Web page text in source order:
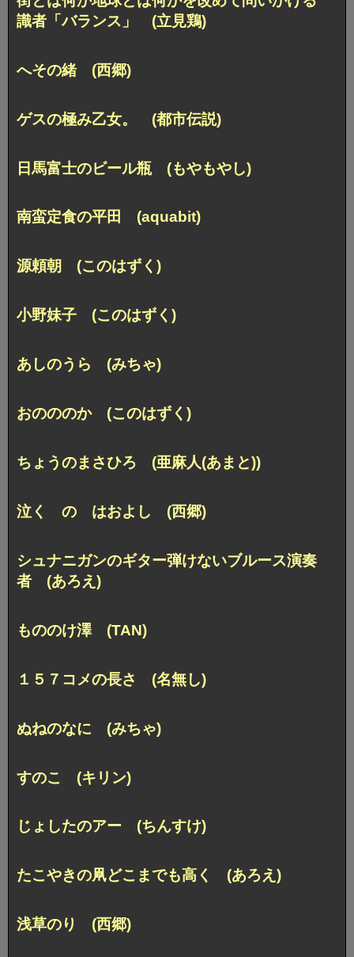
識者「バランス」 (立見鶏)
へその緒 (西郷)
ゲスの極み乙女。 (都市伝説)
日馬富士のビール瓶 (もやもやし)
南蛮定食の平田 (aquabit)
源頼朝 (このはずく)
小野妹子 (このはずく)
あしのうら (みちゃ)
おのののか (このはずく)
ちょうのまさひろ (亜麻人(あまと))
泣く の はおよし (西郷)
シュナニガンのギター弾けないブルース演奏
者 (あろえ)
もののけ澤 (TAN)
１５７コメの長さ (名無し)
ぬねのなに (みちゃ)
すのこ (キリン)
じょしたのアー (ちんすけ)
たこやきの凧どこまでも高く (あろえ)
浅草のり (西郷)